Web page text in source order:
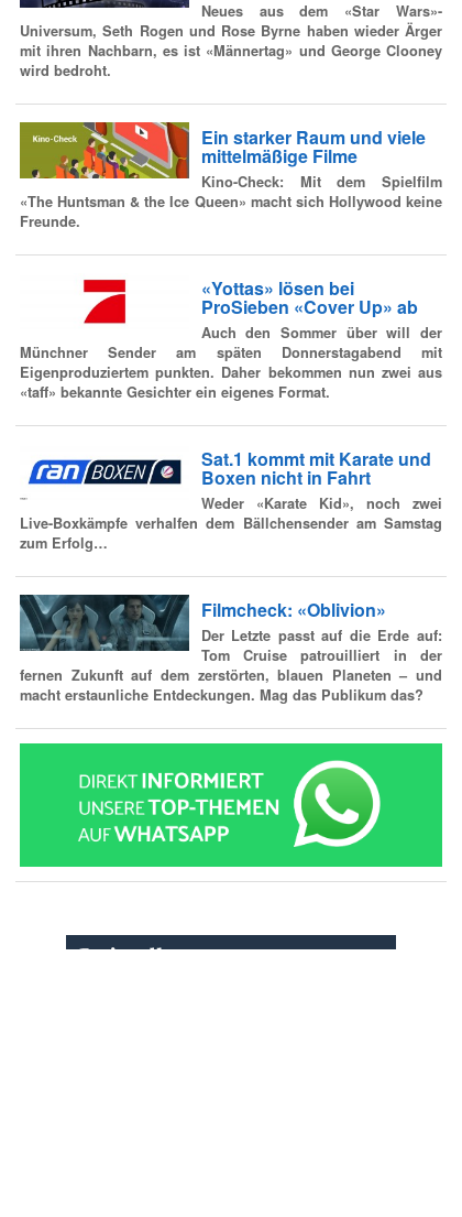
Neues aus dem «Star Wars»-
Universum, Seth Rogen und Rose Byrne haben wieder Ärger
mit ihren Nachbarn, es ist «Männertag» und George Clooney
wird bedroht.
Ein starker Raum und viele
mittelmäßige Filme
Kino-Check: Mit dem Spielfilm
«The Huntsman & the Ice Queen» macht sich Hollywood keine
Freunde.
«Yottas» lösen bei
ProSieben «Cover Up» ab
Auch den Sommer über will der
Münchner Sender am späten Donnerstagabend mit
Eigenproduziertem punkten. Daher bekommen nun zwei aus
«taff» bekannte Gesichter ein eigenes Format.
Sat.1 kommt mit Karate und
Boxen nicht in Fahrt
Weder «Karate Kid», noch zwei
Live-Boxkämpfe verhalfen dem Bällchensender am Samstag
zum Erfolg…
Filmcheck: «Oblivion»
Der Letzte passt auf die Erde auf:
Tom Cruise patrouilliert in der
fernen Zukunft auf dem zerstörten, blauen Planeten – und
macht erstaunliche Entdeckungen. Mag das Publikum das?